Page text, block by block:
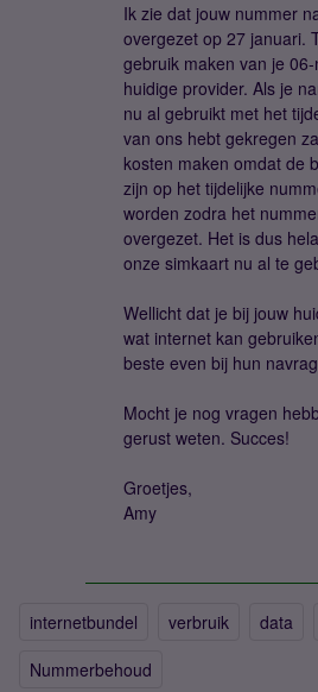
Ik zie dat jouw nummer
overgezet op 27 januari.
gebruik maken van je
huidige provider. Als je
nu al gebruikt met het
van ons hebt gekregen
kosten maken omdat de
zijn op het tijdelijke
worden zodra het
overgezet. Het is dus
onze simkaart nu al te
Wellicht dat je bij jouw
wat internet kan
beste even bij hun
Mocht je nog vragen
gerust weten. Succes!
Groetjes,
Amy
internetbundel verbruik data
Nummerbehoud